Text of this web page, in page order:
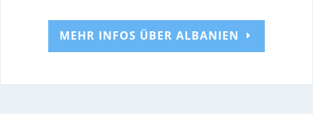
MEHR INFOS ÜBER ALBANIEN